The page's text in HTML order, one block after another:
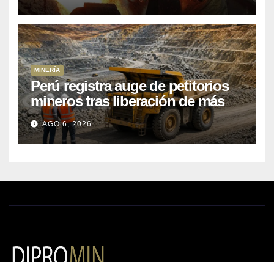
MINERÍA
Perú registra auge de petitorios
mineros tras liberación de más
de mil concesiones para explorar
cobre y oro
AGO 6, 2026